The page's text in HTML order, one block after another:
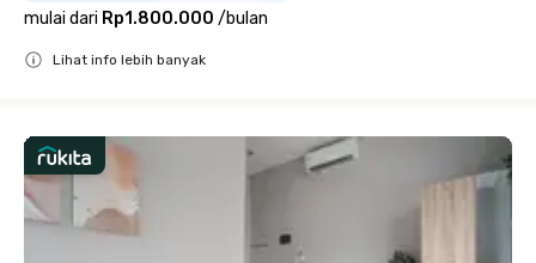
mulai dari Rp1.800.000 /bulan
Lihat info lebih banyak